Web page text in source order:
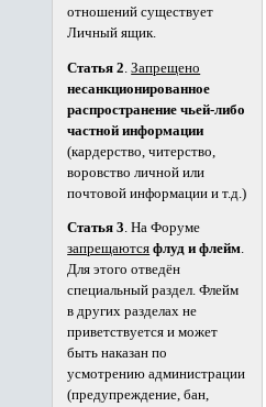
отношений существует
Личный ящик.
Статья 2 .Запрещено
несанкционированное
распространение чьей-либо
частной информации
(кардерство, читерство,
воровство личной или
почтовой информации и т.д.)
Статья 3. На Форуме
запрещаются флуд и флейм.
Для этого отведён
специальный раздел. Флейм
в других разделах не
приветствуется и может
быть наказан по
усмотрению администрации
(предупреждение, бан,